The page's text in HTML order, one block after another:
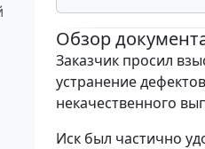
Обзор
Заказчик просил
устранение
некачественного
Иск был частично